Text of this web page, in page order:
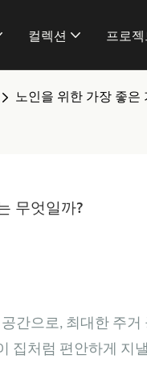
컬렉션 프로
노인을 위한 가장 좋은
무엇일까?
간으로, 최대한 주
집처럼 편안하게 지